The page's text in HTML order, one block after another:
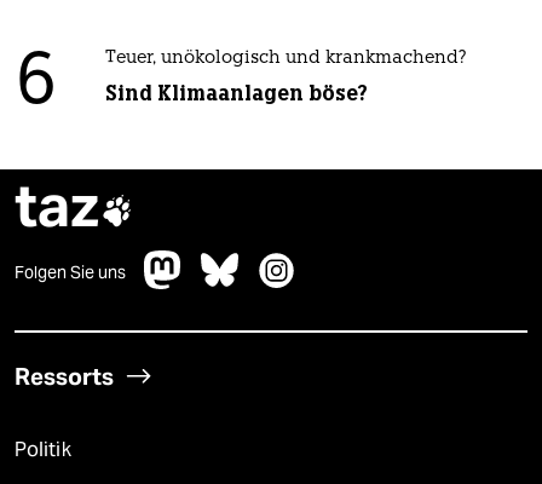
6 Teuer, unökologisch und krankmachend?
Sind Klimaanlagen böse?
taz
Folgen Sie uns
Ressorts
Politik